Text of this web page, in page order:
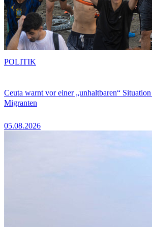
Ceuta warnt vor einer „unhaltbaren“
Migranten
05.08.2026
POLITIK